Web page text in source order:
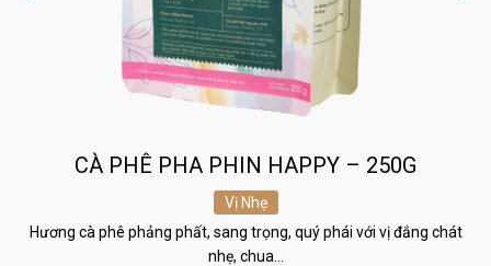
CÀ PHÊ PHA PHIN HAPPY – 250G
Vị Nhẹ
Hương cà phê phảng phất, sang trọng, quý phái với vị đắng chát
nhẹ, chua…